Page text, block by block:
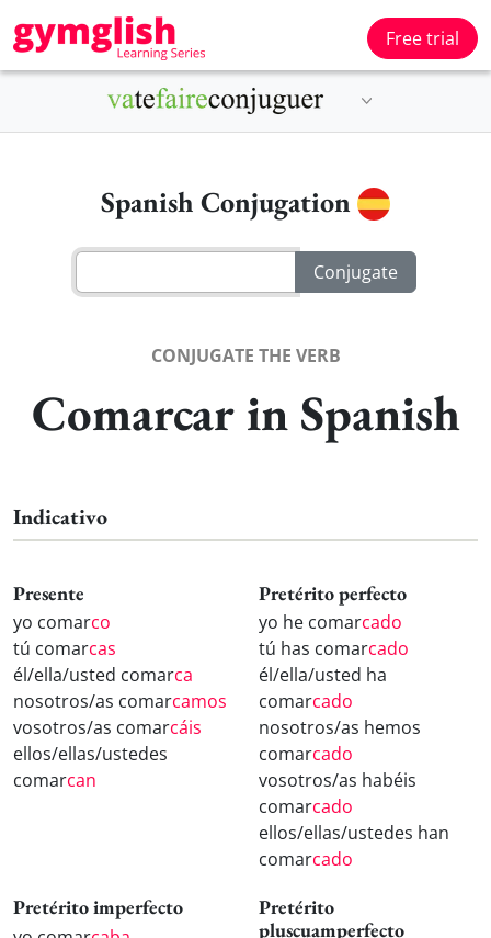
Free trial
Spanish Conjugation
CONJUGATE THE VERB
Comarcar in Spanish
Indicativo
Presente
yo comarco
tú comarcas
él/ella/usted comarca
nosotros/as comarcamos
vosotros/as comarcáis
ellos/ellas/ustedes
comarcan
Pretérito perfecto
yo he comarcado
tú has comarcado
él/ella/usted ha
comarcado
nosotros/as hemos
comarcado
vosotros/as habéis
comarcado
ellos/ellas/ustedes han
comarcado
Pretérito imperfecto
Pretérito
pluscuamperfecto